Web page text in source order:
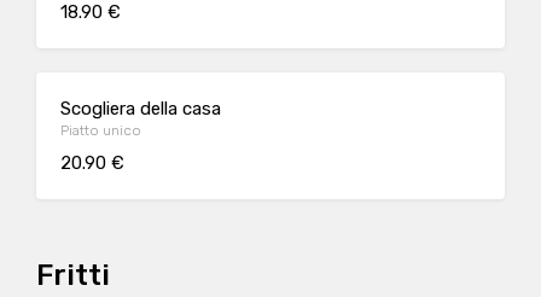
18.90 €
Scogliera della casa
Piatto unico
20.90 €
Fritti